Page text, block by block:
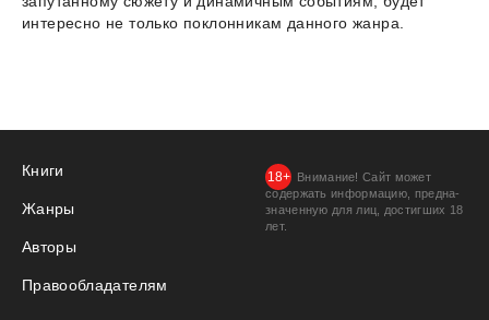
интересно не только поклонникам данного жанра.
Книги
Жанры
Авторы
Правообладателям
Внимание! Сайт может
содержать информацию, предна­
значенную для лиц, дости­гших 18
лет.